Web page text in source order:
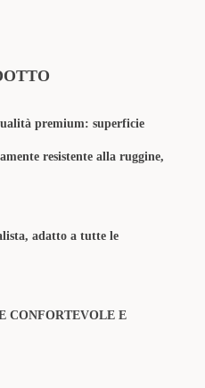
premium: superficie
resistente alla ruggine,
adatto a tutte le
CONFORTEVOLE E